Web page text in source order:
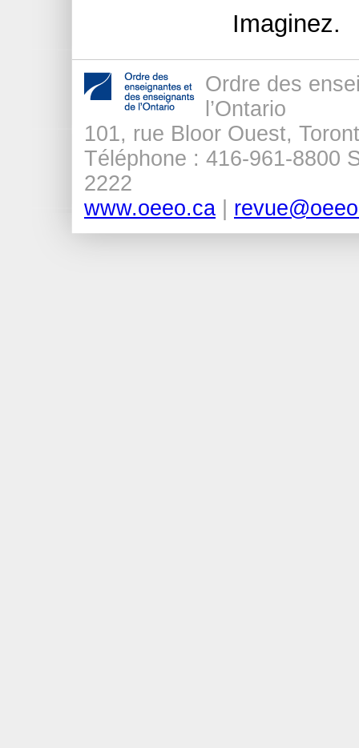
Imaginez.
Ordre des
l’Ontario
101, rue Bloor Ouest,
Téléphone : 416-961-8800
2222
www.oeeo.ca